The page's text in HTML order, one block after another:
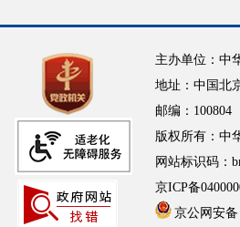
主办单位：中
地址：中国北
邮编：100804
版权所有：中
网站标识码：
京ICP备
京公网安备